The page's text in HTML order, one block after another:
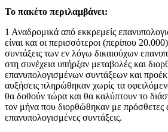
Το πακέτο περιλαμβάνει:
1 Αναδρομικά από εκκρεμείς
είναι και οι περισσότεροι (περίπου
συντάξεις των εν λόγω δικαιούχων
στη συνέχεια υπήρξαν μεταβολές και
επανυπολογισμένων συντάξεων και
αυξήσεις πληρώθηκαν χωρίς τα
θα δοθούν τώρα και θα καλύπτουν το
τον μήνα που διορθώθηκαν με πρόσθετες
επανυπολογισμένες συντάξεις.